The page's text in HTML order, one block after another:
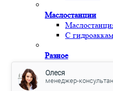
Маслостанции
С
Разное
Металл
Магнитный
Ролик
Олеся
менеджер-